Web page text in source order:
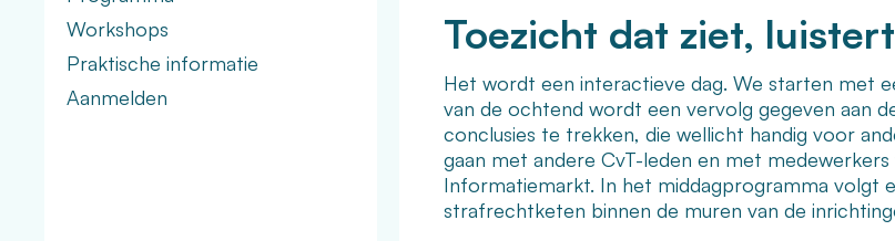
Toezicht dat ziet,
Het wordt een interactieve dag. We starten met
van de ochtend wordt een vervolg gegeven aan
conclusies te trekken, die wellicht handig voor
gaan met andere CvT-leden en met
Informatiemarkt. In het middagprogramma volgt
strafrechtketen binnen de muren van de
Workshops
Praktische informatie
Aanmelden